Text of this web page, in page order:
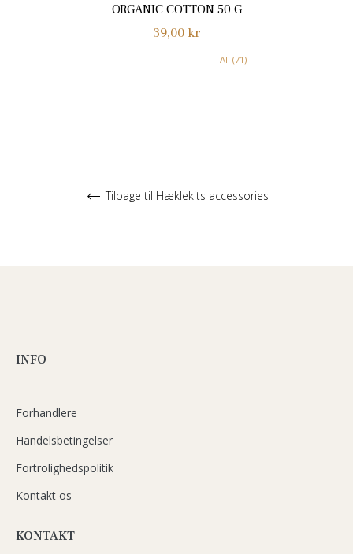
ORGANIC COTTON 50 G
Normalpris
39,00 kr
All (71)
Tilbage til Hæklekits accessories
INFO
Forhandlere
Handelsbetingelser
Fortrolighedspolitik
Kontakt os
KONTAKT